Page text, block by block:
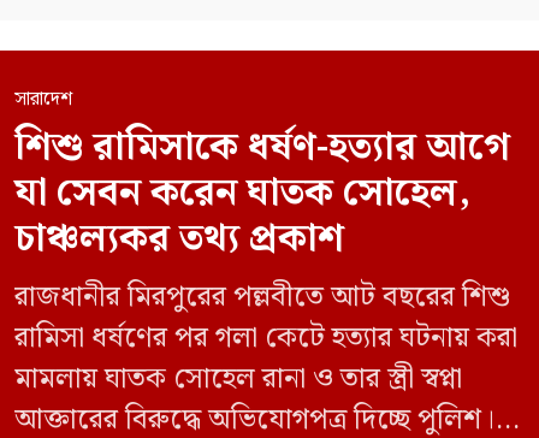
সারাদেশ
শিশু রামিসাকে ধর্ষণ-হত্যার আগে
যা সেবন করেন ঘাতক সোহেল,
চাঞ্চল্যকর তথ্য প্রকাশ
রাজধানীর মিরপুরের পল্লবীতে আট বছরের শিশু
রামিসা ধর্ষণের পর গলা কেটে হত্যার ঘটনায় করা
মামলায় ঘাতক সোহেল রানা ও তার স্ত্রী স্বপ্না
আক্তারের বিরুদ্ধে অভিযোগপত্র দিচ্ছে পুলিশ।